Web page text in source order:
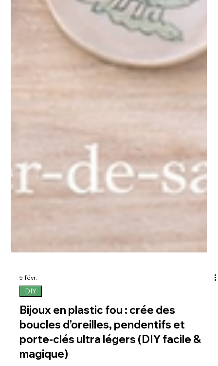
5 févr.
DIY
Bijoux en plastic fou : crée des
boucles d’oreilles, pendentifs et
porte-clés ultra légers (DIY facile &